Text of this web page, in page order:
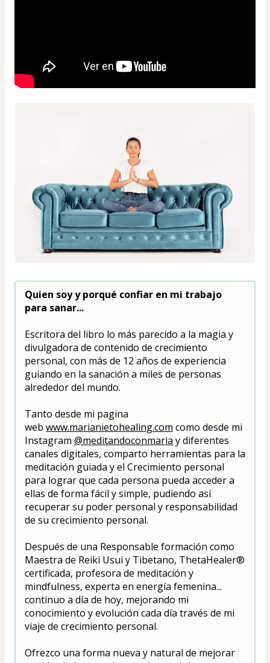
Quien soy y porqué confiar en mi trabajo
para sanar...
Escritora del libro lo más parecido a la magia y
divulgadora de contenido de crecimiento
personal, con más de 12 años de experiencia
guiando en la sanación a miles de personas
alrededor del mundo.
Tanto desde mi pagina
web www.marianietohealing.com como desde mi
Instagram @meditandoconmaria y diferentes
canales digitales, comparto herramientas para la
meditación guiada y el Crecimiento personal
para lograr que cada persona pueda acceder a
ellas de forma fácil y simple, pudiendo así
recuperar su poder personal y responsabilidad
de su crecimiento personal.
Después de una Responsable formación como
Maestra de Reiki Usui y Tibetano, ThetaHealer®
certificada, profesora de meditación y
mindfulness, experta en energía femenina...
continuo a día de hoy, mejorando mi
conocimiento y evolución cada día través de mi
viaje de crecimiento personal.
Ofrezco una forma nueva y natural de mejorar